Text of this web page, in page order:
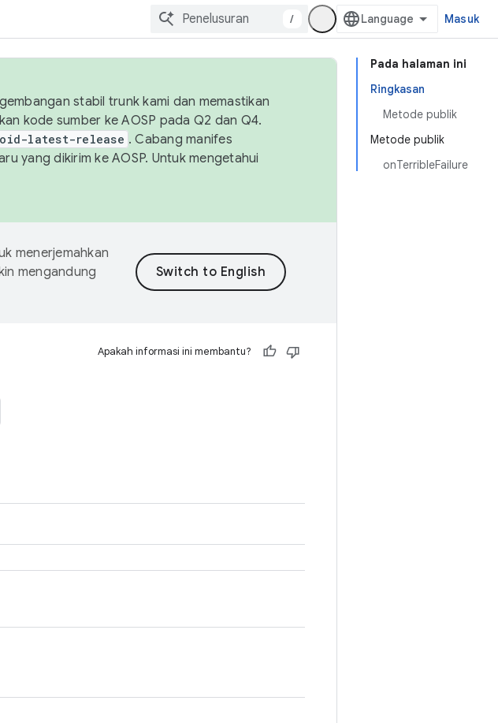
/ Masuk
Pada halaman ini
Ringkasan
Metode publik
Metode publik
onTerribleFailure
stabil trunk kami dan memastikan
kode sumber ke AOSP pada Q2 dan Q4.
latest-release . Cabang manifes
yang dikirim ke AOSP. Untuk mengetahui
menerjemahkan
mengandung
Apakah informasi ini membantu?